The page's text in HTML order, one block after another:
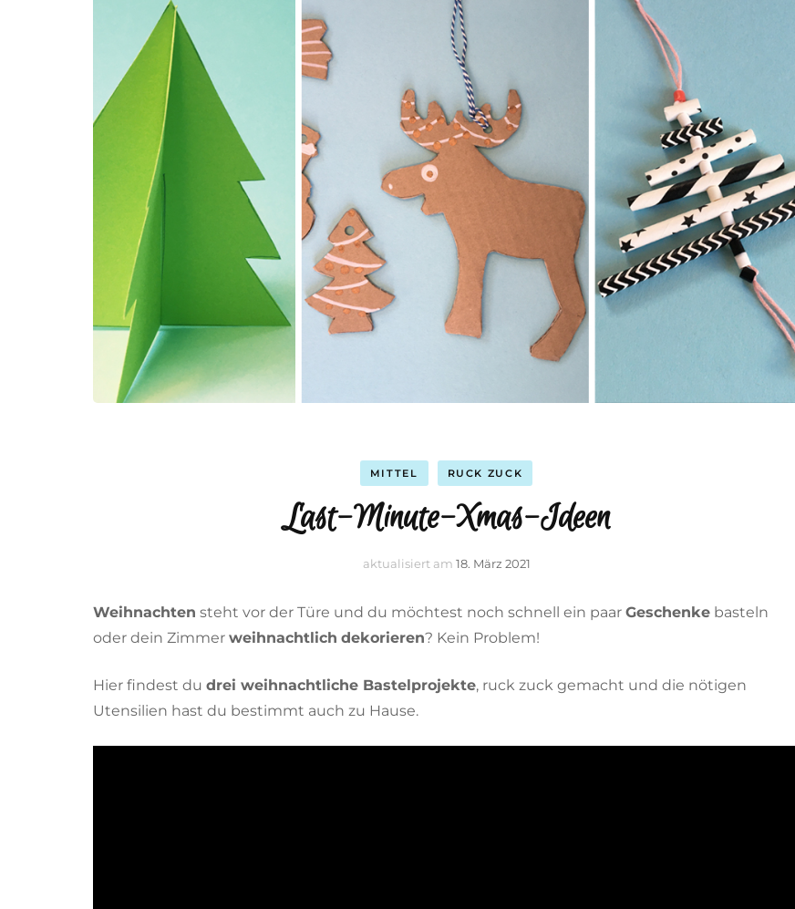
schwieriger
ruck zuck
Vorlagen
MITTEL RUCK ZUCK
Last-Minute-Xmas-Ideen
aktualisiert am 18. März 2021
Weihnachten steht vor der Türe und du möchtest noch schnell ein paar Geschenke basteln
oder dein Zimmer weihnachtlich dekorieren? Kein Problem!
Hier findest du drei weihnachtliche Bastelprojekte, ruck zuck gemacht und die nötigen
Utensilien hast du bestimmt auch zu Hause.